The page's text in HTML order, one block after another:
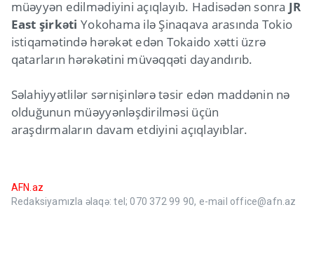
müəyyən edilmədiyini açıqlayıb. Hadisədən sonra JR
East şirkəti Yokohama ilə Şinaqava arasında Tokio
istiqamətində hərəkət edən Tokaido xətti üzrə
qatarların hərəkətini müvəqqəti dayandırıb.
Səlahiyyətlilər sərnişinlərə təsir edən maddənin nə
olduğunun müəyyənləşdirilməsi üçün
araşdırmaların davam etdiyini açıqlayıblar.
AFN.az
Redaksiyamızla əlaqə: tel; 070 372 99 90, e-mail office@afn.az